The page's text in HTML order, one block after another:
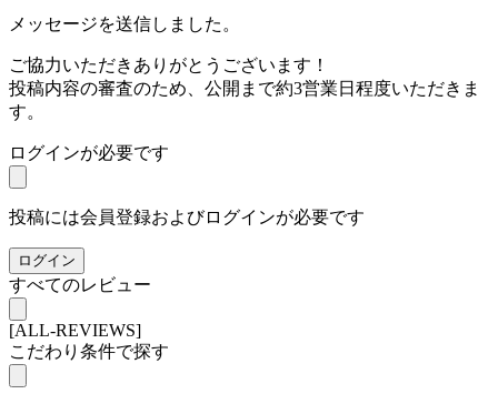
メッセージを送信しました。
ご協力いただきありがとうございます！
投稿内容の審査のため、公開まで約3営業日程度いただきま
す。
ログインが必要です
投稿には会員登録およびログインが必要です
ログイン
すべてのレビュー
[ALL-REVIEWS]
こだわり条件で探す